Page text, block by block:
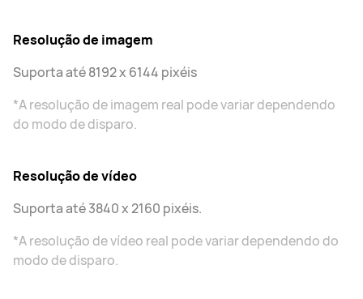
Resolução de imagem
Suporta até 8192 x 6144 pixéis
*A resolução de imagem real pode variar dependendo
do modo de disparo.
Resolução de vídeo
Suporta até 3840 x 2160 pixéis.
*A resolução de vídeo real pode variar dependendo do
modo de disparo.